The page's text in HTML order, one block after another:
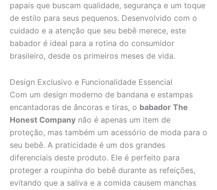
papais que buscam qualidade, segurança e um toque
de estilo para seus pequenos. Desenvolvido com o
cuidado e a atenção que seu bebê merece, este
babador é ideal para a rotina do consumidor
brasileiro, desde os primeiros meses de vida.
Design Exclusivo e Funcionalidade Essencial
Com um design moderno de bandana e estampas
encantadoras de âncoras e tiras, o babador The
Honest Company não é apenas um item de
proteção, mas também um acessório de moda para o
seu bebê. A praticidade é um dos grandes
diferenciais deste produto. Ele é perfeito para
proteger a roupinha do bebê durante as refeições,
evitando que a saliva e a comida causem manchas